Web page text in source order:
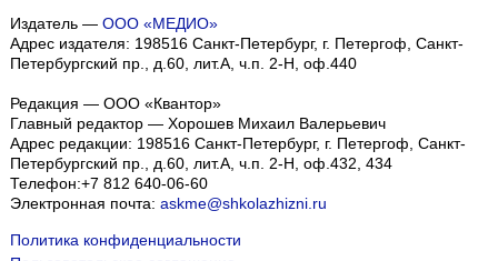
Издатель — ООО «МЕДИО»
Адрес издателя: 198516 Санкт-Петербург, г. Петергоф, Санкт-
Петербургский пр., д.60, лит.А, ч.п. 2-Н, оф.440
Редакция — ООО «Квантор»
Главный редактор — Хорошев Михаил Валерьевич
Адрес редакции: 198516 Санкт-Петербург, г. Петергоф Санкт-
Петербургский пр., д.60, лит.А, ч.п. 2-Н, оф.432, 434
Телефон:+7 812 640-06-60
Электронная почта: askme@shkolazhizni.ru
Политика конфиденциальности